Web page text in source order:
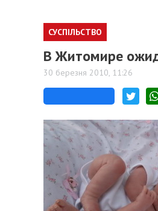
СУСПІЛЬСТВО
В Житомире
30 березня 2010, 11:26